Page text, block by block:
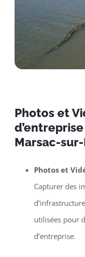
Photos et
Marsac-
Photos et
Capturer des
utilisées pour
d’entreprise.